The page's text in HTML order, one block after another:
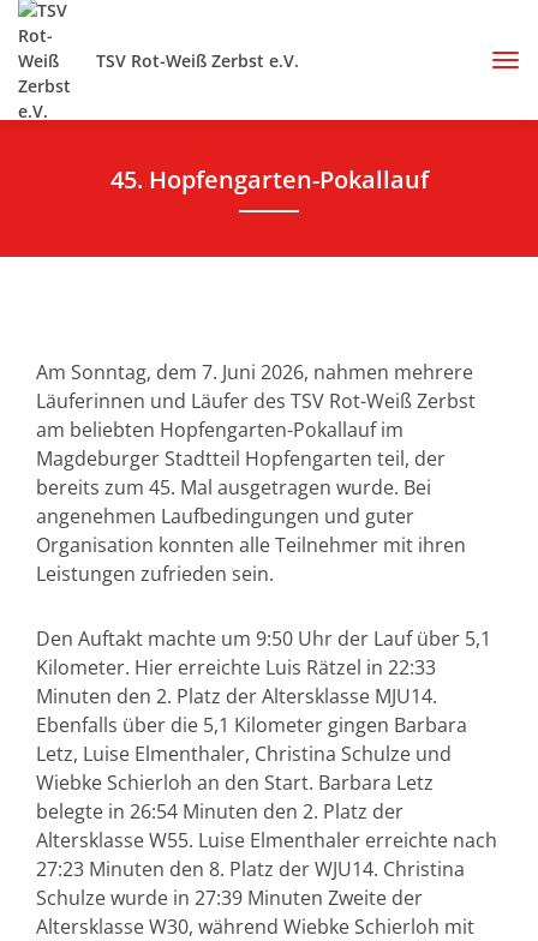
TSV Rot-Weiß Zerbst e.V.
45. Hopfengarten-Pokallauf
Am Sonntag, dem 7. Juni 2026, nahmen mehrere
Läuferinnen und Läufer des TSV Rot-Weiß Zerbst
am beliebten Hopfengarten-Pokallauf im
Magdeburger Stadtteil Hopfengarten teil, der
bereits zum 45. Mal ausgetragen wurde. Bei
angenehmen Laufbedingungen und guter
Organisation konnten alle Teilnehmer mit ihren
Leistungen zufrieden sein.
Den Auftakt machte um 9:50 Uhr der Lauf über 5,1
Kilometer. Hier erreichte Luis Rätzel in 22:33
Minuten den 2. Platz der Altersklasse MJU14.
Ebenfalls über die 5,1 Kilometer gingen Barbara
Letz, Luise Elmenthaler, Christina Schulze und
Wiebke Schierloh an den Start. Barbara Letz
belegte in 26:54 Minuten den 2. Platz der
Altersklasse W55. Luise Elmenthaler erreichte nach
27:23 Minuten den 8. Platz der WJU14. Christina
Schulze wurde in 27:39 Minuten Zweite der
Altersklasse W30, während Wiebke Schierloh mit